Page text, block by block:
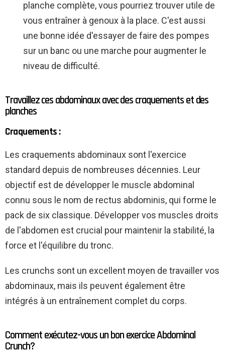
planche complète, vous pourriez trouver utile de
vous entraîner à genoux à la place. C'est aussi
une bonne idée d'essayer de faire des pompes
sur un banc ou une marche pour augmenter le
niveau de difficulté.
Travaillez ces abdominaux avec des craquements et des
planches
Craquements :
Les craquements abdominaux sont l'exercice
standard depuis de nombreuses décennies. Leur
objectif est de développer le muscle abdominal
connu sous le nom de rectus abdominis, qui forme le
pack de six classique. Développer vos muscles droits
de l'abdomen est crucial pour maintenir la stabilité, la
force et l'équilibre du tronc.
Les crunchs sont un excellent moyen de travailler vos
abdominaux, mais ils peuvent également être
intégrés à un entraînement complet du corps.
Comment exécutez-vous un bon exercice Abdominal
Crunch?